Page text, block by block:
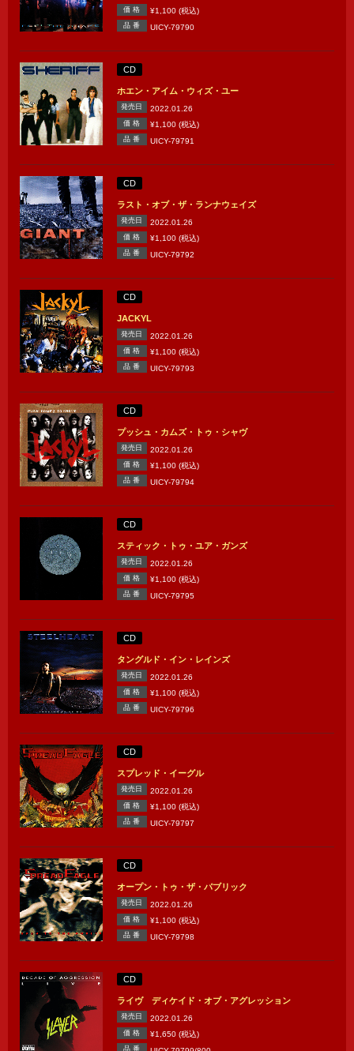
価 格 ¥1,100 (税込)
品 番 UICY-79790
CD
ホエン・アイム・ウィズ・ユー
発売日 2022.01.26
価 格 ¥1,100 (税込)
品 番 UICY-79791
CD
ラスト・オブ・ザ・ランナウェイズ
発売日 2022.01.26
価 格 ¥1,100 (税込)
品 番 UICY-79792
CD
JACKYL
発売日 2022.01.26
価 格 ¥1,100 (税込)
品 番 UICY-79793
CD
プッシュ・カムズ・トゥ・シャヴ
発売日 2022.01.26
価 格 ¥1,100 (税込)
品 番 UICY-79794
CD
スティック・トゥ・ユア・ガンズ
発売日 2022.01.26
価 格 ¥1,100 (税込)
品 番 UICY-79795
CD
タングルド・イン・レインズ
発売日 2022.01.26
価 格 ¥1,100 (税込)
品 番 UICY-79796
CD
スプレッド・イーグル
発売日 2022.01.26
価 格 ¥1,100 (税込)
品 番 UICY-79797
CD
オープン・トゥ・ザ・パブリック
発売日 2022.01.26
価 格 ¥1,100 (税込)
品 番 UICY-79798
CD
ライヴ ディケイド・オブ・アグレッション
発売日 2022.01.26
価 格 ¥1,650 (税込)
品 番